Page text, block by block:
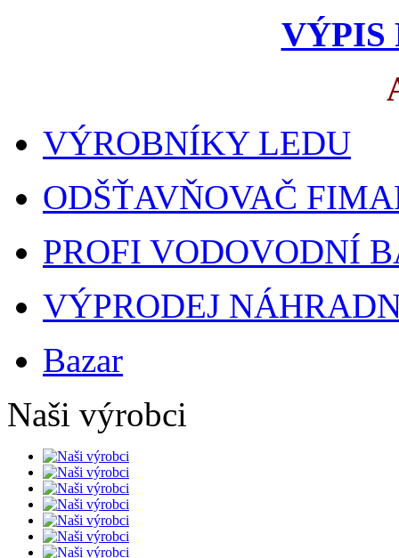
VÝPIS
VÝROBNÍKY LEDU
ODŠŤAVŇOVAČ
PROFI VODOVODNÍ
VÝPRODEJ
Bazar
Naši výrobci